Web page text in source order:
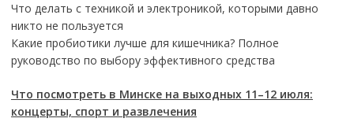
Что делать с техникой и электроникой, которыми давно
никто не пользуется
Какие пробиотики лучше для кишечника? Полное
руководство по выбору эффективного средства
Что посмотреть в Минске на выходных 11–12 июля:
концерты, спорт и развлечения